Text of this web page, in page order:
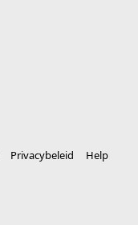
Privacybeleid
Help